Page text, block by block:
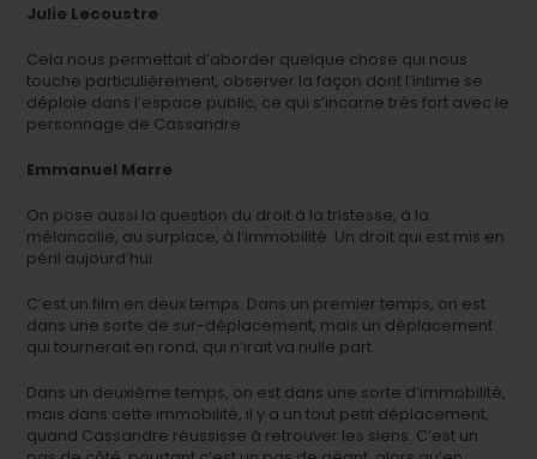
Julie Lecoustre
Cela nous permettait d’aborder quelque chose qui nous
touche particulièrement, observer la façon dont l’intime se
déploie dans l’espace public, ce qui s’incarne très fort avec le
personnage de Cassandre.
Emmanuel Marre
On pose aussi la question du droit à la tristesse, à la
mélancolie, au surplace, à l’immobilité. Un droit qui est mis en
péril aujourd’hui.
C’est un film en deux temps. Dans un premier temps, on est
dans une sorte de sur-déplacement, mais un déplacement
qui tournerait en rond, qui n’irait va nulle part.
Dans un deuxième temps, on est dans une sorte d’immobilité,
mais dans cette immobilité, il y a un tout petit déplacement,
quand Cassandre réussisse à retrouver les siens. C’est un